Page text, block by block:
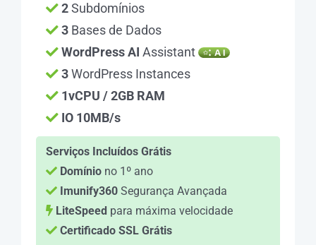
2Subdomínios
3Bases de Dados
WordPress AI Assistant
3WordPress Instances
1vCPU / 2GB RAM
IO 10MB/s
Serviços Incluídos Grátis
Domínio no 1º ano
Imunify360 Segurança Avançada
LiteSpeed para máxima velocidade
Certificado SSL Grátis